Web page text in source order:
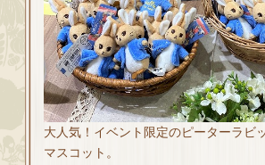
大人気！イベント限定のピーターラビ
マスコット。